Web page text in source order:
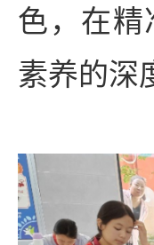
色，在
素养的深